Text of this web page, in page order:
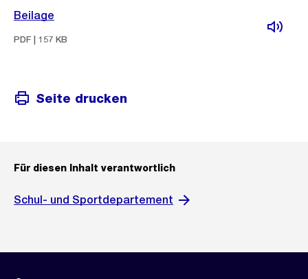
Beilage
PDF | 157 KB
Seite drucken
Für diesen Inhalt verantwortlich
Schul- und Sportdepartement